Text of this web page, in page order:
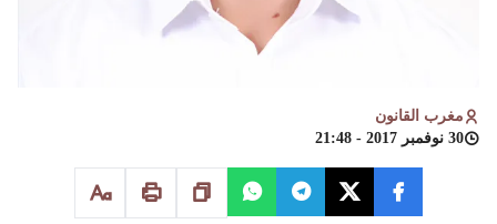
مغرب القانون
30 نوفمبر 2017 - 21:48